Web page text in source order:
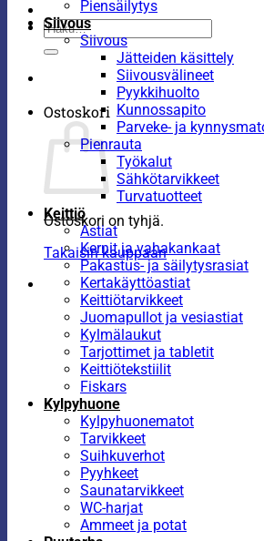
Etsi:
Ostoskori
Ostoskori on tyhjä.
Takaisin kauppaan
Piensäilytys
Siivous
Siivous
Jätteiden käsittely
Siivousvälineet
Pyykkihuolto
Kunnossapito
Parveke- ja
Pienrauta
Työkalut
Sähkötarvikkeet
Turvatuotteet
Keittiö
Astiat
Kernit ja vahakankaat
Pakastus- ja säilytysrasiat
Kertakäyttöastiat
Keittiötarvikkeet
Juomapullot ja vesiastiat
Kylmälaukut
Tarjottimet ja tabletit
Keittiötekstiilit
Fiskars
Kylpyhuone
Kylpyhuonematot
Tarvikkeet
Suihkuverhot
Pyyhkeet
Saunatarvikkeet
WC-harjat
Ammeet ja potat